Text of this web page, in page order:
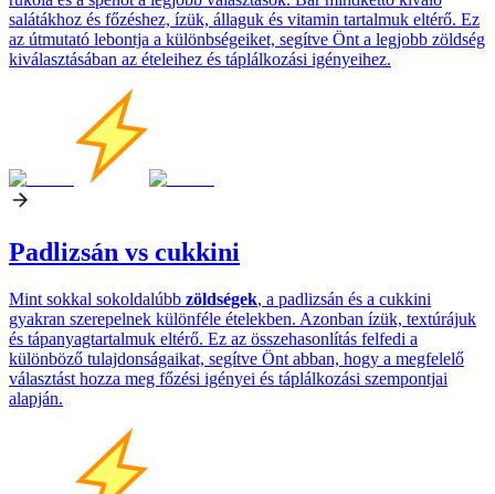
salátákhoz és főzéshez, ízük, állaguk és vitamin tartalmuk eltérő. Ez
az útmutató lebontja a különbségeiket, segítve Önt a legjobb zöldség
kiválasztásában az ételeihez és táplálkozási igényeihez.
Padlizsán vs cukkini
Mint sokkal sokoldalúbb zöldségek, a padlizsán és a cukkini
gyakran szerepelnek különféle ételekben. Azonban ízük, textúrájuk
és tápanyagtartalmuk eltérő. Ez az összehasonlítás felfedi a
különböző tulajdonságaikat, segítve Önt abban, hogy a megfelelő
választást hozza meg főzési igényei és táplálkozási szempontjai
alapján.